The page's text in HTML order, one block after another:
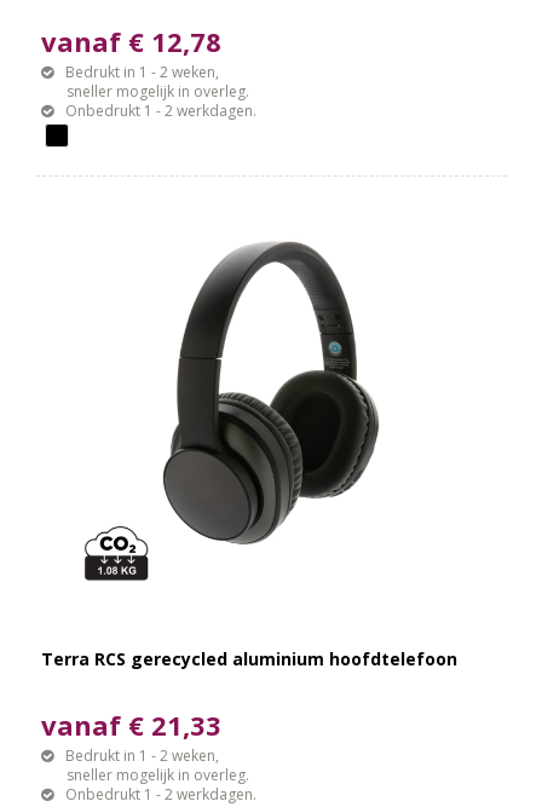
vanaf € 12,78
Bedrukt in 1 - 2 weken,
sneller mogelijk in overleg.
Onbedrukt 1 - 2 werkdagen.
Terra RCS gerecycled aluminium hoofdtelefoon
vanaf € 21,33
Bedrukt in 1 - 2 weken,
sneller mogelijk in overleg.
Onbedrukt 1 - 2 werkdagen.